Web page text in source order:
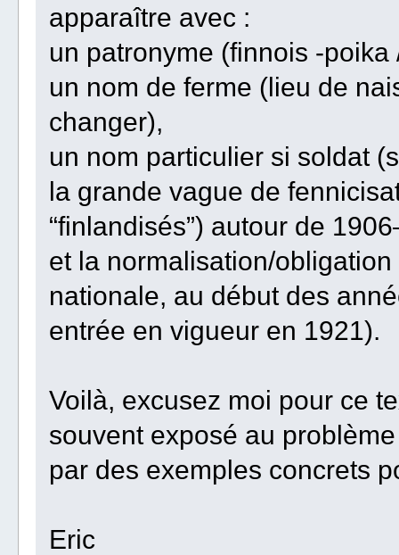
apparaître avec :
un patronyme (finnois -
un nom de ferme (lieu de
changer),
un nom particulier si soldat
la grande vague de
“finlandisés”) autour de
et la normalisation/
nationale, au début des
entrée en vigueur en 1921).
Voilà, excusez moi pour ce
souvent exposé au
par des exemples concrets
Eric